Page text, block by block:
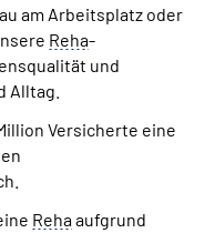
am Arbeitsplatz oder
Reha-
und
Alltag.
Versicherte eine
Rehaaufgrund